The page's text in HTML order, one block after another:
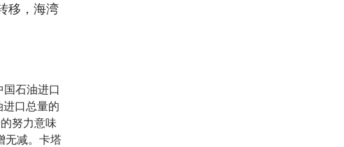
移，海湾
国石油进口
口总量的
努力意味
无减。卡塔